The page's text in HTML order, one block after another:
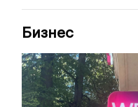
Бизнес